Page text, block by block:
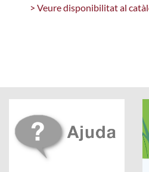
> Veure disponibilitat al